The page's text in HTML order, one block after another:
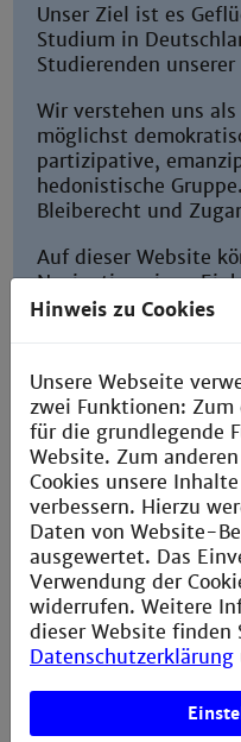
Unser Ziel ist es
Studium in
Studierenden
Wir verstehen uns
möglichst
partizipative,
hedonistische
Bleiberecht und
Auf dieser Website
Navigation einen
uns, unsere
Hinweis zu Cookies
Unsere Webseite
zwei Funktionen:
für die grundlegende
Website. Zum
Cookies unsere
verbessern. Hierzu
Daten von Website-
ausgewertet. Das
Verwendung der
widerrufen. Weitere
dieser Website finden
Datenschutzerklärung